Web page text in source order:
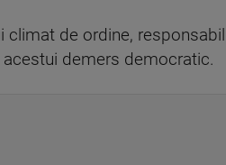
climat de ordine,
demers democratic.